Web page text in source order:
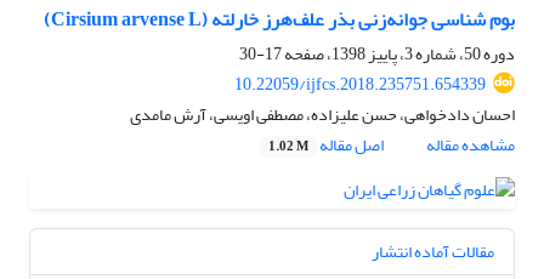
بوم شناسی جوانه‌زنی بذر علف‌هرز خارلته (Cirsium arvense L)
دوره 50، شماره 3، پاییز 1398، صفحه
17-30
10.22059/ijfcs.2018.235751.654339
احسان دادخواهی، حسن علیزاده، مصطفی اویسی، آرش مامدی
مشاهده مقاله
اصل مقاله 1.02 M
مقالات آماده انتشار